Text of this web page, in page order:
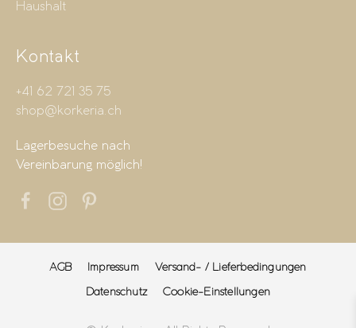
Haushalt
Kontakt
+41 62 721 35 75
shop@korkeria.ch
Lagerbesuche nach
Vereinbarung möglich!
AGB Impressum
Versand- / Lieferbedingungen
Datenschutz
Cookie-Einstellungen